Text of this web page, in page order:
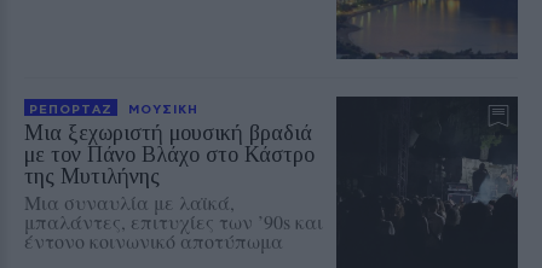
ΡΕΠΟΡΤΑΖ ΜΟΥΣΙΚΗ
Μια ξεχωριστή μουσική βραδιά
με τον Πάνο Βλάχο στο Κάστρο
της Μυτιλήνης
Μια συναυλία με λαϊκά,
μπαλάντες, επιτυχίες των ’90s και
έντονο κοινωνικό αποτύπωμα